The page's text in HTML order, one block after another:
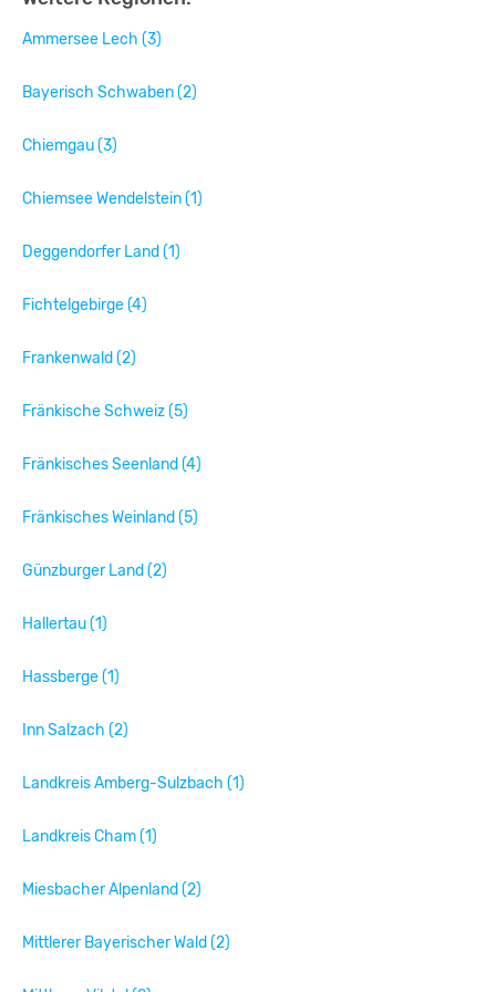
Ammersee Lech (3)
Bayerisch Schwaben (2)
Chiemgau (3)
Chiemsee Wendelstein (1)
Deggendorfer Land (1)
Fichtelgebirge (4)
Frankenwald (2)
Fränkische Schweiz (5)
Fränkisches Seenland (4)
Fränkisches Weinland (5)
Günzburger Land (2)
Hallertau (1)
Hassberge (1)
Inn Salzach (2)
Landkreis Amberg-Sulzbach (1)
Landkreis Cham (1)
Miesbacher Alpenland (2)
Mittlerer Bayerischer Wald (2)